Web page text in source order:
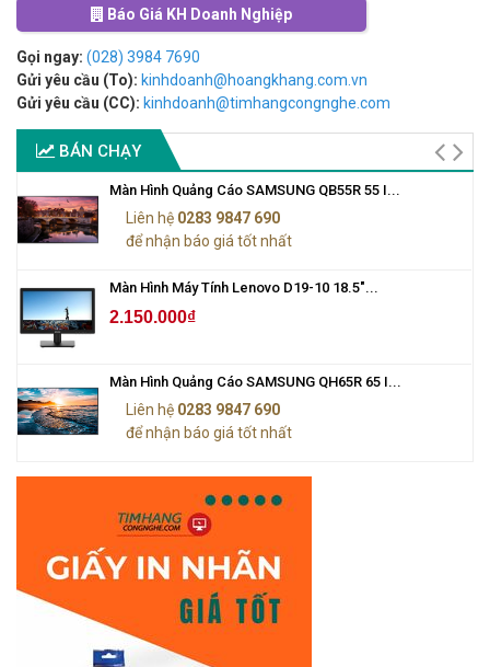
Báo Giá KH Doanh Nghiệp
Gọi ngay: (028) 3984 7690
Gửi yêu cầu (To): kinhdoanh@hoangkhang.com.vn
Gửi yêu cầu (CC): kinhdoanh@timhangcongnghe.com
BÁN CHẠY
Màn Hình Quảng Cáo SAMSUNG QB55R 55 I...
Liên hệ 0283 9847 690
để nhận báo giá tốt nhất
Màn Hình Máy Tính Lenovo D19-10 18.5"...
2.150.000₫
Màn Hình Quảng Cáo SAMSUNG QH65R 65 I...
Liên hệ 0283 9847 690
để nhận báo giá tốt nhất